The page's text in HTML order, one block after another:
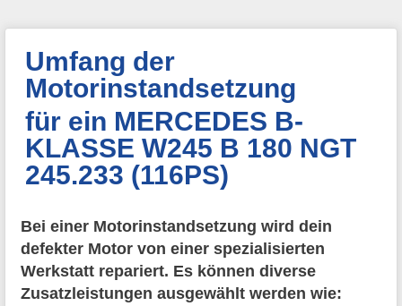
Umfang der
Motorinstandsetzung
für ein MERCEDES B-
KLASSE W245 B 180 NGT
245.233 (116PS)
Bei einer Motorinstandsetzung wird dein
defekter Motor von einer spezialisierten
Werkstatt repariert. Es können diverse
Zusatzleistungen ausgewählt werden wie: